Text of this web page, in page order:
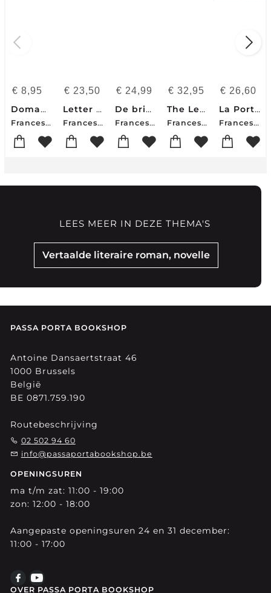
€ 8,95
Domani, domani
Francesca Giannone
€ 23,50
Letter Carrier
Francesca Giannone
€ 24,99
De brievenbezorgster van Puglia
Francesca Giannone
€ 32,95
The Letter Carrier
Francesca Giannone-Elettra Pauletto
€ 26,60
La Porteuse De Lettres
Francesca Giannone
Vertaalde literaire roman, novelle
LEES MEER IN DEZE THEMA'S
PASSA PORTA BOOKSHOP
Antoine Dansaertstraat 46
1000 Brussels
België
BE 0871.759.190
Routebeschrijving
02 502 94 60
info@passaportabookshop.be
OPENINGSUREN
ma t/m zat: 11:00 - 19:00
zon: 12:00 - 18:00
Aangepaste openingsuren 24 en 31 december:
11:00 - 17:00
OVER PASSA PORTA BOOKSHOP